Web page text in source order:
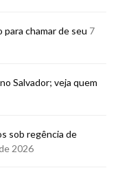
chamar de seu 7
Salvador; veja quem
sob regência de
2026